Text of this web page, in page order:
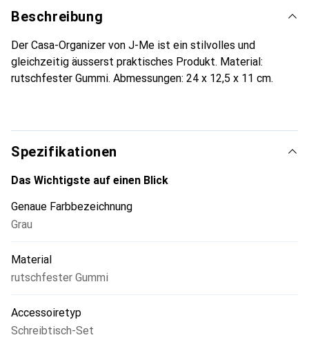
Beschreibung
Der Casa-Organizer von J-Me ist ein stilvolles und
gleichzeitig äusserst praktisches Produkt. Material:
rutschfester Gummi. Abmessungen: 24 x 12,5 x 11 cm.
Spezifikationen
Das Wichtigste auf einen Blick
Genaue Farbbezeichnung
Grau
Material
rutschfester Gummi
Accessoiretyp
Schreibtisch-Set